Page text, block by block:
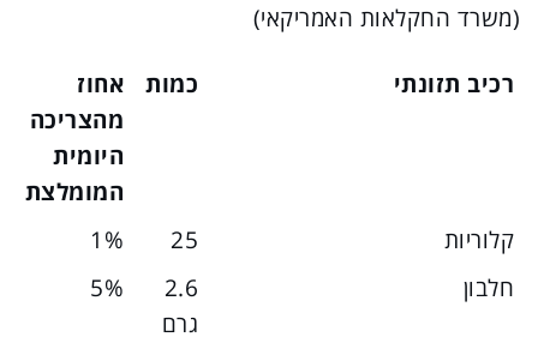
(משרד החקלאות האמריקאי)
רכיב תזונתי כמות
אחוז
מהצריכה
היומית
המומלצת
קלוריות
25
1%
חלבון
2.6
גרם
5%